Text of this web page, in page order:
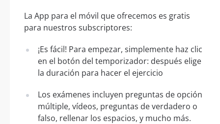
La App para el móvil que ofrecemos es gratis
para nuestros subscriptores:
¡Es fácil! Para empezar, simplemente haz clic
en el botón del temporizador: después elige
la duración para hacer el ejercicio
Los exámenes incluyen preguntas de opción
múltiple, vídeos, preguntas de verdadero o
falso, rellenar los espacios, y mucho más.